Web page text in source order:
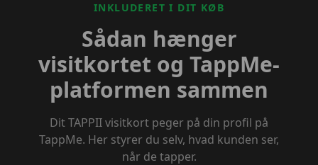
INKLUDERET I DIT KØB
Sådan hænger
visitkortet og TappMe-
platformen sammen
Dit TAPPII visitkort peger på din profil på
TappMe. Her styrer du selv, hvad kunden ser,
når de tapper.